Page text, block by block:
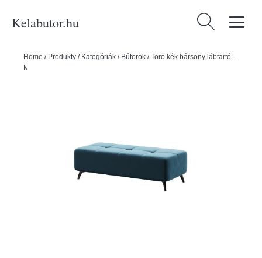
Kelabutor.hu Keresés:
Home / Produkty / Kategóriák / Bútorok /Toro kék bársony lábtartó -
MESONICA